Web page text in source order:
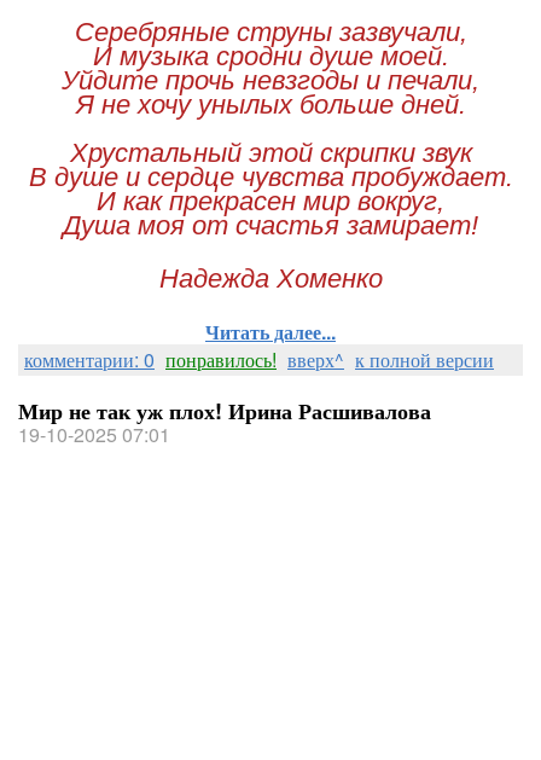
Серебряные струны зазвучали,
И музыка сродни душе моей.
Уйдите прочь невзгоды и печали,
Я не хочу унылых больше дней.
Хрустальный этой скрипки звук
В душе и сердце чувства пробуждает.
И как прекрасен мир вокруг,
Душа моя от счастья замирает!
Надежда Хоменко
Читать далее...
комментарии: 0 понравилось! вверх^ к полной версии
Мир не так уж плох! Ирина Расшивалова
19-10-2025 07:01